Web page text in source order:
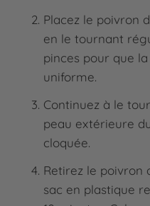
Placez le poivron
en le tournant
pinces pour que
uniforme.
Continuez à le
peau extérieure
cloquée.
Retirez le poivron
sac en plastique